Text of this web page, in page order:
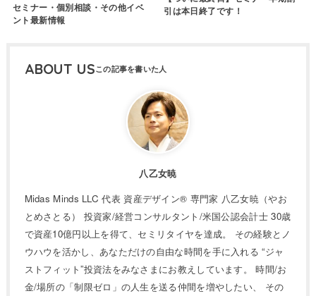
セミナー・個別相談・その他イベ
ント最新情報
引は本日終了です！
ABOUT US
八乙女暁
Midas Minds LLC 代表 資産デザイン® 専門家 八乙女暁（やお
とめさとる） 投資家/経営コンサルタント/米国公認会計士 30歳
で資産10億円以上を得て、セミリタイヤを達成。 その経験とノ
ウハウを活かし、あなただけの自由な時間を手に入れる “ジャ
ストフィット”投資法をみなさまにお教えしています。 時間/お
金/場所の「制限ゼロ」の人生を送る仲間を増やしたい、 その